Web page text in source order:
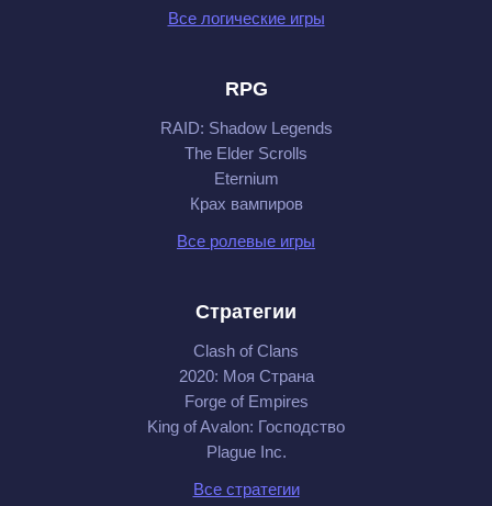
Все логические игры
RPG
RAID: Shadow Legends
The Elder Scrolls
Eternium
Крах вампиров
Все ролевые игры
Стратегии
Clash of Clans
2020: Моя Cтрана
Forge of Empires
King of Avalon: Господство
Plague Inc.
Все стратегии